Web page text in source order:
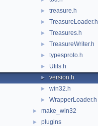
► treasure.h
► TreasureLoader.h
► Treasures.h
► TreasureWriter.h
► typesproto.h
► Utils.h
► version.h
► win32.h
► WrapperLoader.h
► make_win32
► plugins